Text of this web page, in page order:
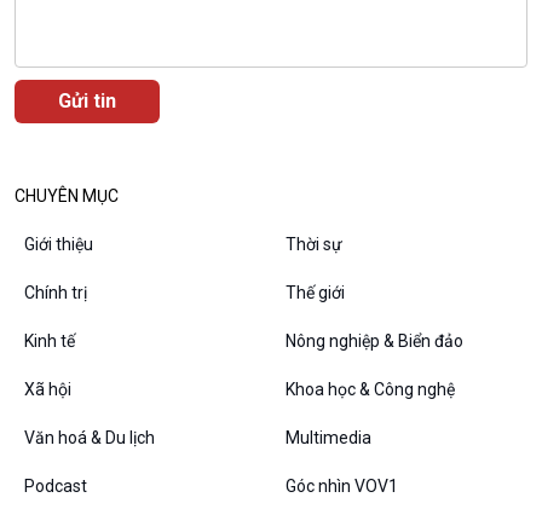
VOV1 đặc biệt
CHUYÊN MỤC
Giới thiệu Thời sự
Chính trị Thế giới
Kinh tế Nông nghiệp & Biển đảo
Xã hội Khoa học & Công nghệ
Văn hoá & Du lịch Multimedia
Podcast Góc nhìn VOV1